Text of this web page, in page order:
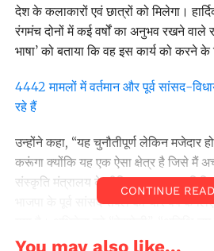
देश के कलाकारों एवं छात्रों को मिलेगा।
रंगमंच दोनों में कई वर्षों का अनुभव रखने वाले
भाषा’ को बताया कि वह इस कार्य को करने
4442 मामलों में वर्तमान और पूर्व सांसद-
रहे हैं
उन्होंने कहा, ‘‘यह चुनौतीपूर्ण लेकिन मजेदार
करूंगा क्योंकि यह एक ऐसा क्षेत्र है जिसे मैं
संस्कृति मंत्रालय के मीडिया सलाहकार
भाजपा के पूर्व सांसद रावल को चार वर्ष के
ओह माई गोड’’ जैसी फिल्मों में अपनी भूमिका के
CONTINUE
You may also like...